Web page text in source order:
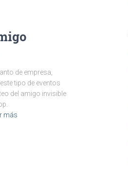
de empresa,
tipo de eventos
del amigo invisible
más